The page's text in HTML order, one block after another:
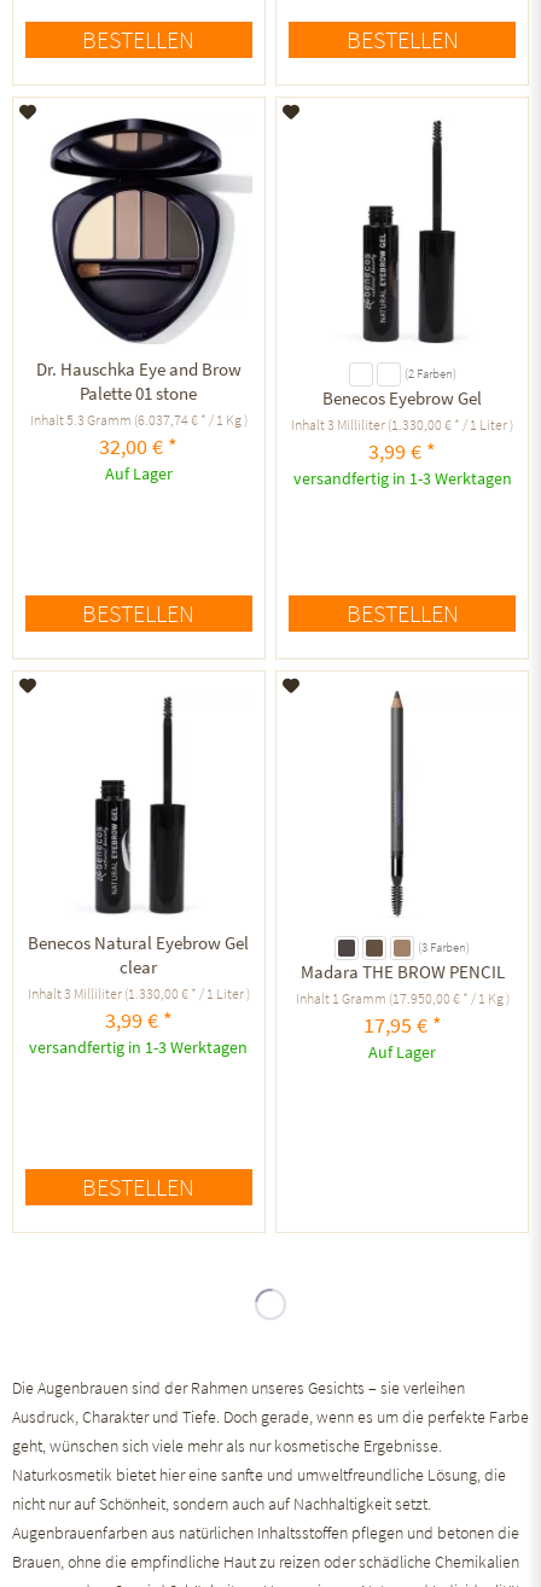
BESTELLEN BESTELLEN
Dr. Hauschka Eye and Brow
Palette 01 stone
Inhalt5.3 Gramm (6.037,74 € * / 1 Kg )
32,00 € *
Auf Lager
BESTELLEN
(2 Farben)
Benecos Eyebrow Gel
Inhalt3 Milliliter (1.330,00 € * / 1 Liter )
3,99 € *
versandfertig in 1-3 Werktagen
BESTELLEN
Benecos Natural Eyebrow Gel
clear
Inhalt3 Milliliter (1.330,00 € * / 1 Liter )
3,99 € *
versandfertig in 1-3 Werktagen
BESTELLEN
(3 Farben)
Madara THE BROW PENCIL
Inhalt 1 Gramm (17.950,00 € * / 1 Kg )
17,95 € *
Auf Lager
Auf den Merkzettel
Die Augenbrauen sind der Rahmen unseres Gesichts – sie verleihen
Ausdruck, Charakter und Tiefe. Doch gerade, wenn es um die perfekte Farbe
geht, wünschen sich viele mehr als nur kosmetische Ergebnisse.
Naturkosmetik bietet hier eine sanfte und umweltfreundliche Lösung, die
nicht nur auf Schönheit, sondern auch auf Nachhaltigkeit setzt.
Augenbrauenfarben aus natürlichen Inhaltsstoffen pflegen und betonen die
Brauen, ohne die empfindliche Haut zu reizen oder schädliche Chemikalien